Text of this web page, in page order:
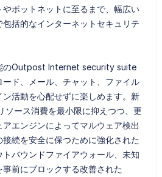
ボットネットに至るまで、幅広い
括的なインターネットセキュリテ
のOutpost Internet security suite
ド、メール、チャット、ファイル
活動を心配せずに楽しめます。新
ソース消費を最小限に抑えつつ、更
エンジンによってマルウェア検出
続を安全に保つために強化された
バウンドファイアウォール、未知
前にブロックする改善された